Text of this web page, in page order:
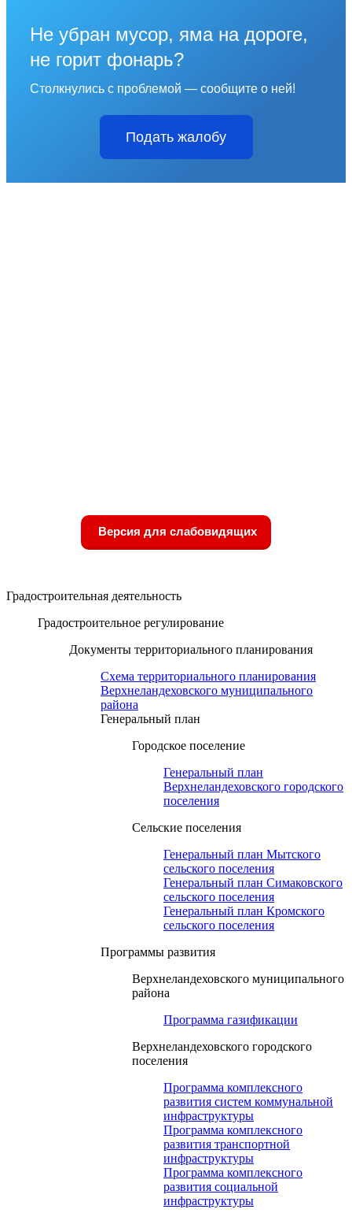
Не убран мусор, яма на дороге,
не горит фонарь?
Столкнулись с проблемой — сообщите о ней!
Подать жалобу
Версия для слабовидящих
Градостроительная деятельность
Градостроительное регулирование
Документы территориального планирования
Схема территориального планирования
Верхнеландеховского муниципального
района
Генеральный план
Городское поселение
Генеральный план
Верхнеландеховского городского
поселения
Сельские поселения
Генеральный план Мытского
сельского поселения
Генеральный план Симаковского
сельского поселения
Генеральный план Кромского
сельского поселения
Программы развития
Верхнеландеховского муниципального
района
Программа газификации
Верхнеландеховского городского
поселения
Программа комплексного
развития систем коммунальной
инфраструктуры
Программа комплексного
развития транспортной
инфраструктуры
Программа комплексного
развития социальной
инфраструктуры